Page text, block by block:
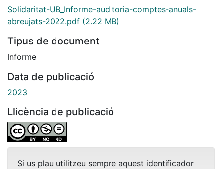
Solidaritat-UB_Informe-auditoria-comptes-anuals-
abreujats-2022.pdf (2.22 MB)
Tipus de document
Informe
Data de publicació
2023
Llicència de publicació
Si us plau utilitzeu sempre aquest identificador